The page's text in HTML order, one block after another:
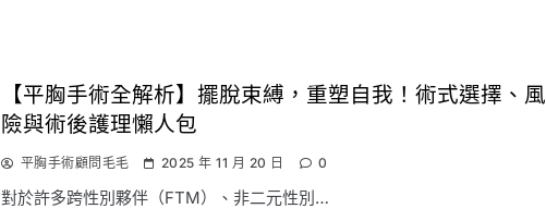
【平胸手術全解析】擺脫束縛，重塑自我！術式選擇、風
險與術後護理懶人包
平胸手術顧問毛毛 2025 年 11 月 20 日 0
對於許多跨性別夥伴（FTM）、非二元性別…